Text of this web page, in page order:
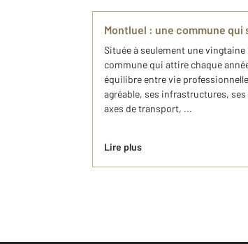
Montluel : une commune
Située à seulement une
commune qui attire chaque
équilibre entre vie
agréable, ses infrastructures,
axes de transport, ...
Lire plus